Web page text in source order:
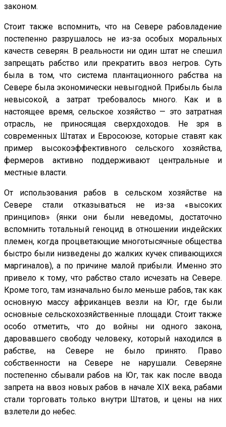
законом.
Стоит также вспомнить, что на Севере рабовладение
постепенно разрушалось не из-за особых моральных
качеств северян. В реальности ни один штат не спешил
запрещать рабство или прекратить ввоз негров. Суть
была в том, что система плантационного рабства на
Севере была экономически невыгодной. Прибыль была
невысокой, а затрат требовалось много. Как и в
настоящее время, сельское хозяйство — это затратная
отрасль, не приносящая сверхдоходов. Не зря в
современных Штатах и Евросоюзе, которые ставят как
пример высокоэффективного сельского хозяйства,
фермеров активно поддерживают центральные и
местные власти.
От использования рабов в сельском хозяйстве на
Севере стали отказываться не из-за «высоких
принципов» (янки они были неведомы, достаточно
вспомнить тотальный геноцид в отношении индейских
племен, когда процветающие многотысячные общества
быстро были низведены до жалких кучек спивающихся
маргиналов), а по причине малой прибыли. Именно это
привело к тому, что рабство стало исчезать на Севере.
Кроме того, там изначально было меньше рабов, так как
основную массу африканцев везли на Юг, где были
основные сельскохозяйственные площади. Стоит также
особо отметить, что до войны ни одного закона,
даровавшего свободу человеку, который находился в
рабстве, на Севере не было принято. Право
собственности на Севере не нарушали. Северяне
постепенно сбывали рабов на Юг, так как после ввода
запрета на ввоз новых рабов в начале XIX века, рабами
стали торговать только внутри Штатов, и цены на них
взлетели до небес.